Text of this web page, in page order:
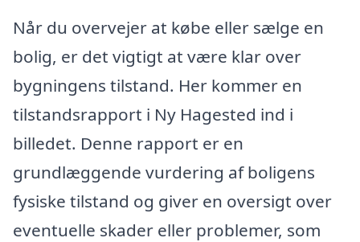
Når du overvejer at købe eller sælge en
bolig, er det vigtigt at være klar over
bygningens tilstand. Her kommer en
tilstandsrapport i Ny Hagested ind i
billedet. Denne rapport er en
grundlæggende vurdering af boligens
fysiske tilstand og giver en oversigt over
eventuelle skader eller problemer, som